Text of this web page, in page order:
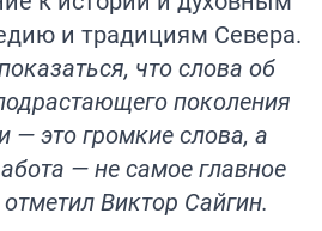
и традициям Севера.
что слова об
поколения
— это громкие слова, а
— не самое главное
Виктор Сайгин.